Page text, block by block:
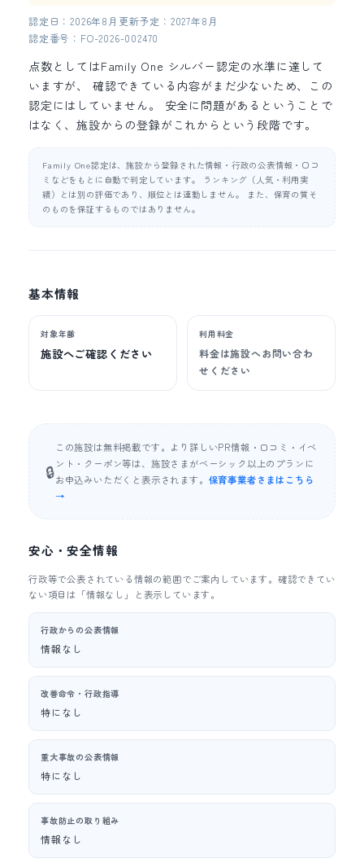
認定日：2026年8月 更新予定：2027年8月
認定番号：FO-2026-002470
点数としてはFamily One シルバー認定の水準に達して
いますが、 確認できている内容がまだ少ないため、この
認定にはしていません。 安全に問題があるということで
はなく、施設からの登録がこれからという段階です。
Family One認定は、施設から登録された情報・行政の公表情報・口コ
ミなどをもとに自動で判定しています。 ランキング（人気・利用実
績）とは別の評価であり、順位とは連動しません。 また、保育の質そ
のものを保証するものではありません。
基本情報
対象年齢
施設へご確認ください
利用料金
料金は施設へお問い合わ
せください
🔒
この施設は無料掲載です。より詳しいPR情報・口コミ・イベ
ント・クーポン等は、施設さまがベーシック以上のプランに
お申込みいただくと表示されます。 保育事業者さまはこちら
→
安心・安全情報
行政等で公表されている情報の範囲でご案内しています。確認できてい
ない項目は「情報なし」と表示しています。
行政からの公表情報
情報なし
改善命令・行政指導
特になし
重大事故の公表情報
特になし
事故防止の取り組み
情報なし